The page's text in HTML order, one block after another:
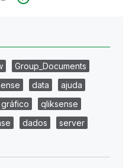
Group_Documents
data
ajuda
gráfico
qliksense
dados
server